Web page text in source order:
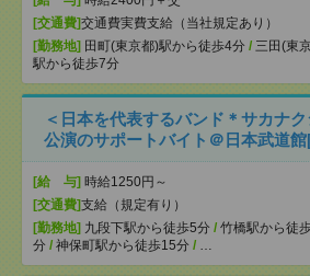
[交通費]交通費実費支給（当社規定あり）
[勤務地] 田町(東京都)駅から徒歩4分 / 三田(東
駅から徒歩7分
＜日本を代表するバンド＊サカナ
公演のサポートバイト＠日本武道
[給 与] 時給1250円～
[交通費]支給（規定有り）
[勤務地] 九段下駅から徒歩5分 / 竹橋駅から徒
分 / 神保町駅から徒歩15分 /